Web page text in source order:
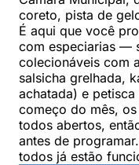
coreto, pista de
É aqui que você
com especiarias —
colecionáveis com
salsicha grelhada,
achatada) e
começo do mês,
todos abertos,
antes de
todos já estão